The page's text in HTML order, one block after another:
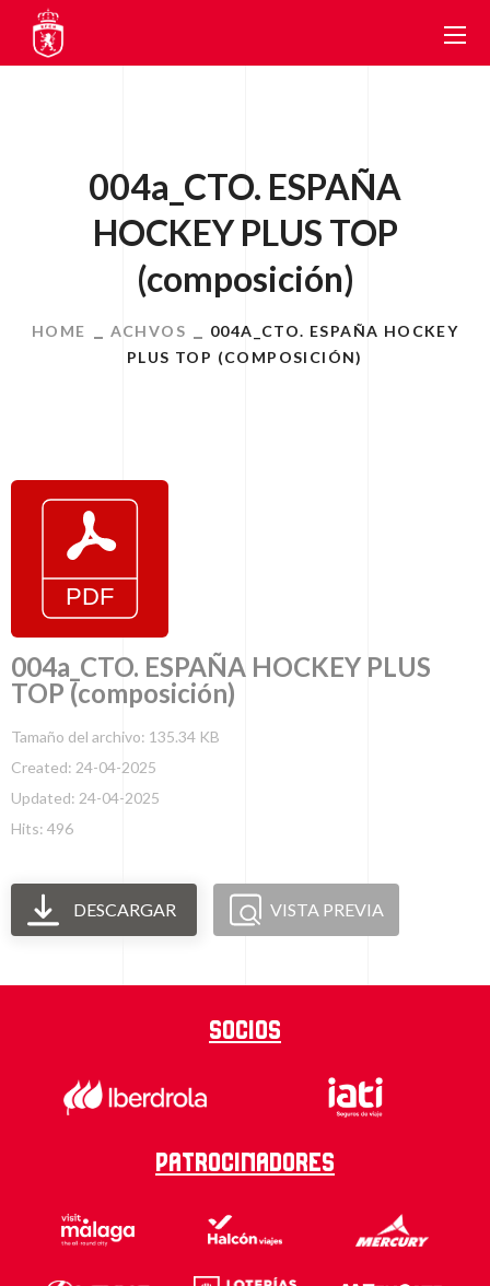
004a_CTO. ESPAÑA
HOCKEY PLUS TOP
(composición)
HOME ACHVOS
004A_CTO. ESPAÑA HOCKEY
PLUS TOP (COMPOSICIÓN)
004a_CTO. ESPAÑA HOCKEY PLUS
TOP (composición)
Tamaño del archivo: 135.34 KB
Created: 24-04-2025
Updated: 24-04-2025
Hits: 496
DESCARGAR VISTA PREVIA
Socios
Patrocinadores